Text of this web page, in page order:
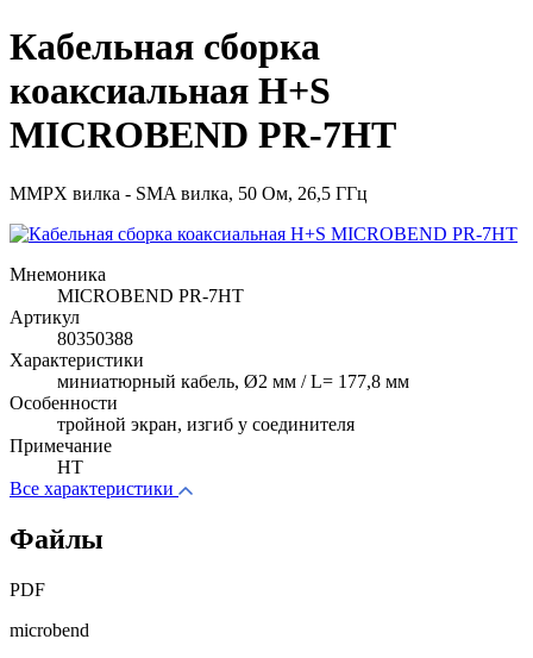
Кабельная сборка
коаксиальная H+S
MICROBEND PR-7HT
MMPX вилка - SMA вилка, 50 Ом, 26,5 ГГц
Мнемоника
MICROBEND PR-7HT
Артикул
80350388
Характеристики
миниатюрный кабель, Ø2 мм / L= 177,8 мм
Особенности
тройной экран, изгиб у соединителя
Примечание
HT
Все характеристики
Файлы
PDF
microbend